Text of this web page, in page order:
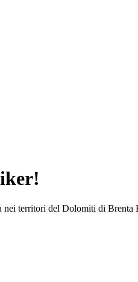
territori del Dolomiti di